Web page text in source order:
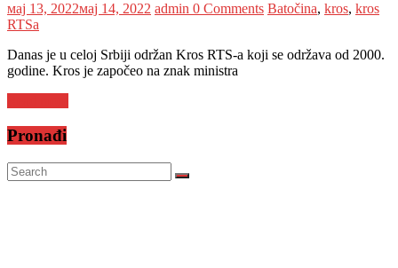
мај 13, 2022мај 14, 2022 admin 0 Comments Batočina, kros, kros
RTSa
Danas je u celoj Srbiji održan Kros RTS-a koji se održava od 2000.
godine. Kros je započeo na znak ministra
Pronađi